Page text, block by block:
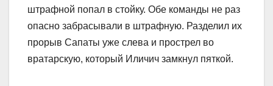
штрафной попал в стойку. Обе команды не раз
опасно забрасывали в штрафную. Разделил их
прорыв Сапаты уже слева и прострел во
вратарскую, который Иличич замкнул пяткой.